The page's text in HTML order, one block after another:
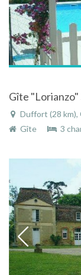
Duffort (28 km),
Gîte
3